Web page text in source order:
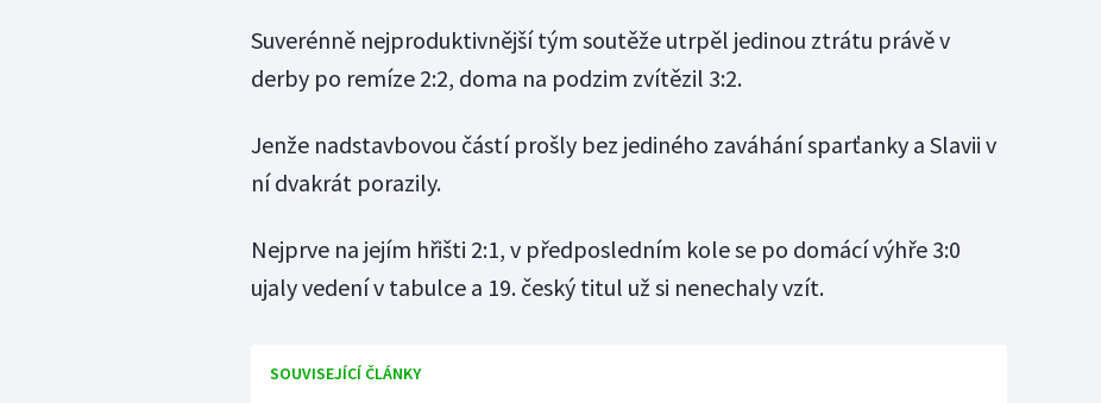
Suverénně nejproduktivnější tým soutěže utrpěl jedinou ztrátu právě v
derby po remíze 2:2, doma na podzim zvítězil 3:2.
Jenže nadstavbovou částí prošly bez jediného zaváhání sparťanky a Slavii v
ní dvakrát porazily.
Nejprve na jejím hřišti 2:1, v předposledním kole se po domácí výhře 3:0
ujaly vedení v tabulce a 19. český titul už si nenechaly vzít.
SOUVISEJÍCÍ ČLÁNKY